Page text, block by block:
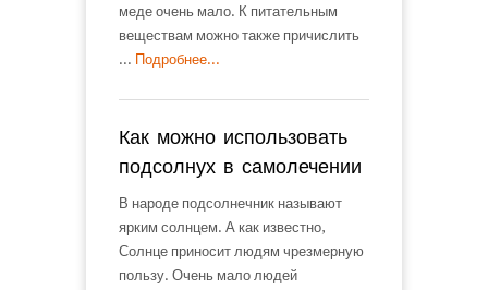
меде очень мало. К питательным
веществам можно также причислить
... Подробнее...
Как можно использовать
подсолнух в самолечении
В народе подсолнечник называют
ярким солнцем. А как известно,
Солнце приносит людям чрезмерную
пользу. Очень мало людей